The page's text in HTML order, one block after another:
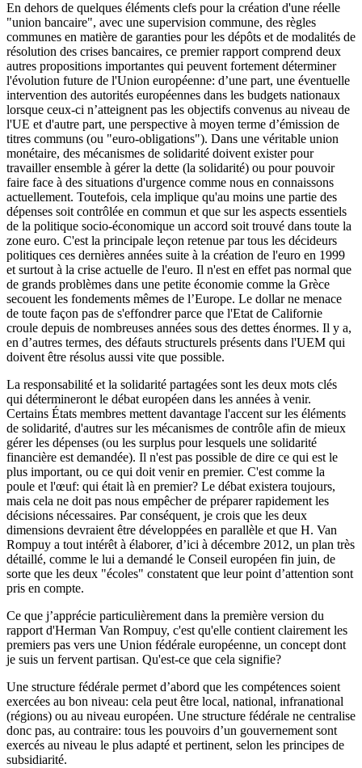
En dehors de quelques éléments clefs pour la création d'une réelle
"union bancaire", avec une supervision commune, des règles
communes en matière de garanties pour les dépôts et de modalités de
résolution des crises bancaires, ce premier rapport comprend deux
autres propositions importantes qui peuvent fortement déterminer
l'évolution future de l'Union européenne: d’une part, une éventuelle
intervention des autorités européennes dans les budgets nationaux
lorsque ceux-ci n’atteignent pas les objectifs convenus au niveau de
l'UE et d'autre part, une perspective à moyen terme d’émission de
titres communs (ou "euro-obligations"). Dans une véritable union
monétaire, des mécanismes de solidarité doivent exister pour
travailler ensemble à gérer la dette (la solidarité) ou pour pouvoir
faire face à des situations d'urgence comme nous en connaissons
actuellement. Toutefois, cela implique qu'au moins une partie des
dépenses soit contrôlée en commun et que sur les aspects essentiels
de la politique socio-économique un accord soit trouvé dans toute la
zone euro. C'est la principale leçon retenue par tous les décideurs
politiques ces dernières années suite à la création de l'euro en 1999
et surtout à la crise actuelle de l'euro. Il n'est en effet pas normal que
de grands problèmes dans une petite économie comme la Grèce
secouent les fondements mêmes de l’Europe. Le dollar ne menace
de toute façon pas de s'effondrer parce que l'Etat de Californie
croule depuis de nombreuses années sous des dettes énormes. Il y a,
en d’autres termes, des défauts structurels présents dans l'UEM qui
doivent être résolus aussi vite que possible.
La responsabilité et la solidarité partagées sont les deux mots clés
qui détermineront le débat européen dans les années à venir.
Certains États membres mettent davantage l'accent sur les éléments
de solidarité, d'autres sur les mécanismes de contrôle afin de mieux
gérer les dépenses (ou les surplus pour lesquels une solidarité
financière est demandée). Il n'est pas possible de dire ce qui est le
plus important, ou ce qui doit venir en premier. C'est comme la
poule et l'œuf: qui était là en premier? Le débat existera toujours,
mais cela ne doit pas nous empêcher de préparer rapidement les
décisions nécessaires. Par conséquent, je crois que les deux
dimensions devraient être développées en parallèle et que H. Van
Rompuy a tout intérêt à élaborer, d’ici à décembre 2012, un plan très
détaillé, comme le lui a demandé le Conseil européen fin juin, de
sorte que les deux "écoles" constatent que leur point d’attention sont
pris en compte.
Ce que j’apprécie particulièrement dans la première version du
rapport d'Herman Van Rompuy, c'est qu'elle contient clairement les
premiers pas vers une Union fédérale européenne, un concept dont
je suis un fervent partisan. Qu'est-ce que cela signifie?
Une structure fédérale permet d’abord que les compétences soient
exercées au bon niveau: cela peut être local, national, infranational
(régions) ou au niveau européen. Une structure fédérale ne centralise
donc pas, au contraire: tous les pouvoirs d’un gouvernement sont
exercés au niveau le plus adapté et pertinent, selon les principes de
subsidiarité.